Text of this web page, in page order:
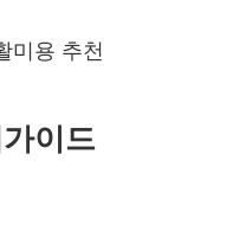
미용 추천
이드